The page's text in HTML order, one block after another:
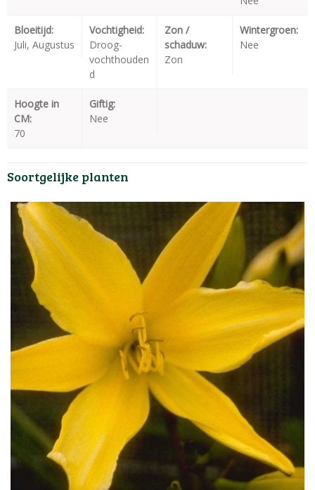
Bloeitijd:
Juli, Augustus
Vochtigheid:
Droog-
vochthouden
d
Zon /
schaduw:
Zon
Wintergroen:
Nee
Hoogte in
CM:
70
Giftig:
Nee
Soortgelijke planten